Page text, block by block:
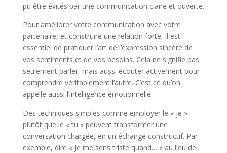
pu être évités par une communication claire et ouverte.
Pour améliorer votre communication avec votre
partenaire, et construire une relation forte, il est
essentiel de pratiquer l’art de l’expression sincère de
vos sentiments et de vos besoins. Cela ne signifie pas
seulement parler, mais aussi écouter activement pour
comprendre véritablement l’autre. C’est ce qu’on
appelle aussi l’intelligence émotionnelle.
Des techniques simples comme employer le « je »
plutôt que le « tu » peuvent transformer une
conversation chargée, en un échange constructif. Par
exemple, dire « Je me sens triste quand… » au lieu de